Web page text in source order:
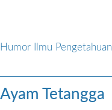
Humor Ilmu Pengetahuan
Ayam Tetangga